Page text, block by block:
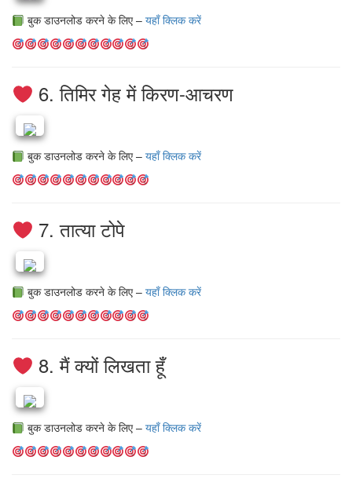
बुक डाउनलोड करने के लिए – यहाँ क्लिक करें
6. तिमिर गेह में किरण-आचरण
बुक डाउनलोड करने के लिए – यहाँ क्लिक करें
7. तात्या टोपे
बुक डाउनलोड करने के लिए – यहाँ क्लिक करें
8. मैं क्यों लिखता हूँ
बुक डाउनलोड करने के लिए – यहाँ क्लिक करें